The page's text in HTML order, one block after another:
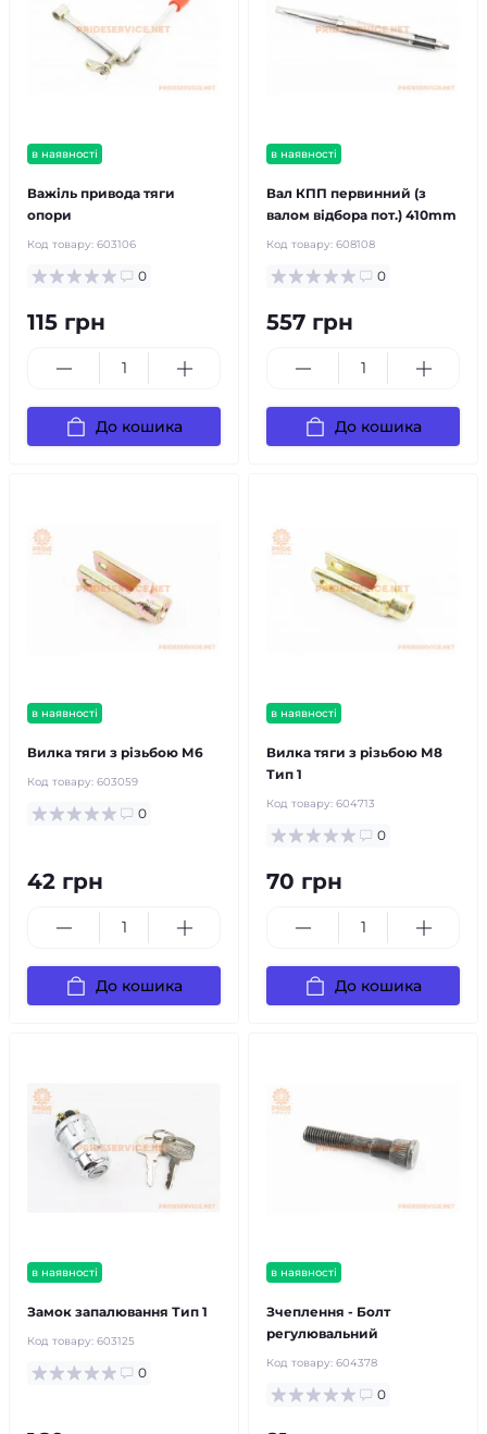
в наявності
Важіль привода тяги
опори
Код товару: 603106
0
115 грн
До кошика
в наявності
Вал КПП первинний (з
валом відбора пот.) 410mm
Код товару: 608108
0
557 грн
До кошика
в наявності
Вилка тяги з різьбою М6
Код товару: 603059
0
42 грн
До кошика
в наявності
Вилка тяги з різьбою М8
Тип 1
Код товару: 604713
0
70 грн
До кошика
в наявності
Замок запалювання Тип 1
Код товару: 603125
0
в наявності
Зчеплення - Болт
регулювальний
Код товару: 604378
0